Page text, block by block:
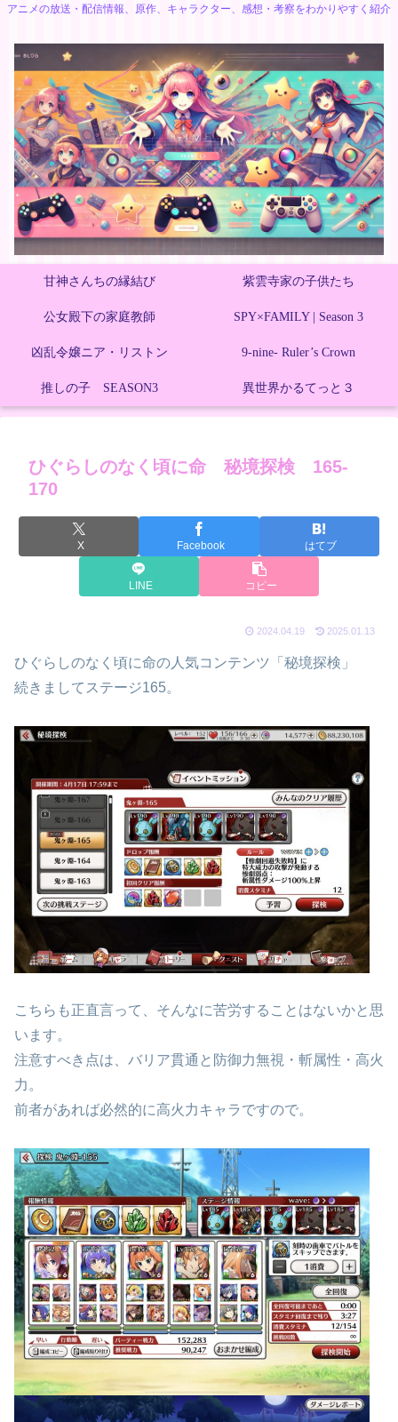
アニメの放送・配信情報、原作、キャラクター、感想・考察をわかりやすく紹介
甘神さんちの縁結び 紫雲寺家の子供たち
公女殿下の家庭教師 SPY×FAMILY | Season 3
凶乱令嬢ニア・リストン 9-nine- Ruler’s Crown
推しの子 SEASON3 異世界かるてっと３
ひぐらしのなく頃に命 秘境探検 165-
170
X Facebook はてブ
LINE コピー
2024.04.19 2025.01.13
ひぐらしのなく頃に命の人気コンテンツ「秘境探検」
続きましてステージ165。
こちらも正直言って、そんなに苦労することはないかと思
います。
注意すべき点は、バリア貫通と防御力無視・斬属性・高火
力。
前者があれば必然的に高火力キャラですので。